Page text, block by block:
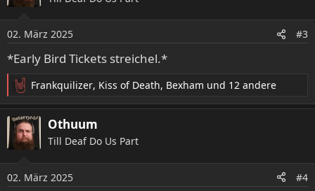
n
e
n
02. März 2025 #3
*Early Bird Tickets streichel.*
R
e
a
k
n
Frankquilizer, Kiss of Death, Bexham und 12 andere
Othuum
Till Deaf Do Us Part
02. März 2025 #4